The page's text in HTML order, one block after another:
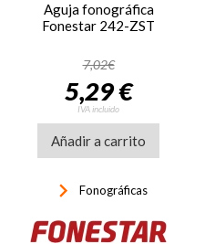
Aguja fonográfica
Fonestar 242-ZST
7,02€
5,29 €
IVA incluido
Añadir a carrito
keyboard_arrow_right Fonográficas